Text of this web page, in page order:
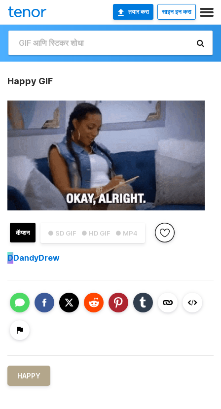
तयार करा साइन इन करा
Happy GIF
● SD GIF ● HD GIF ● MP4
कॅप्शन
DDandyDrew
HAPPY